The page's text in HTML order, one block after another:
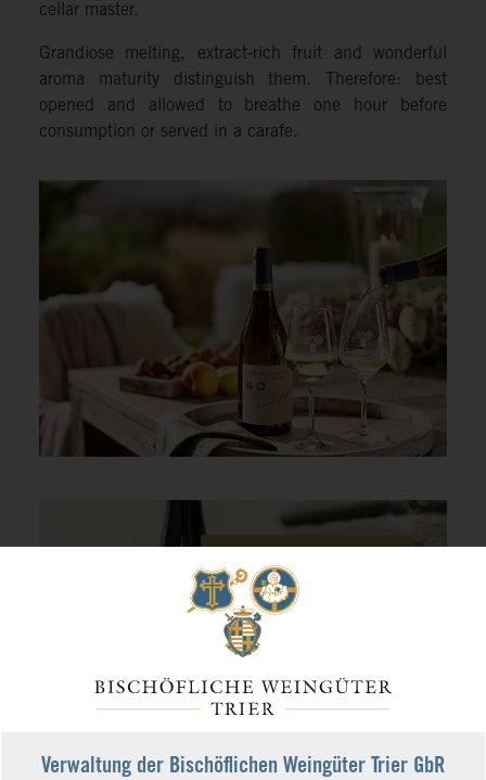
cellar master.
Grandiose melting, extract-rich fruit and wonderful
aroma maturity distinguish them. Therefore: best
opened and allowed to breathe one hour before
consumption or served in a carafe.
Verwaltung der Bischöflichen Weingüter Trier GbR